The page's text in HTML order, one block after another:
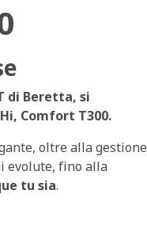
di Beretta, si
Comfort T300.
oltre alla gestione
evolute, fino alla
tu sia.